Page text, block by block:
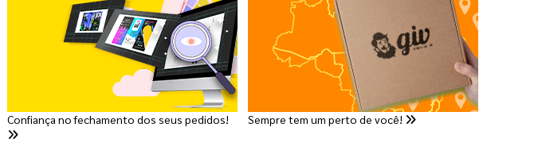
Confiança no fechamento dos seus pedidos! Sempre tem um perto de você!